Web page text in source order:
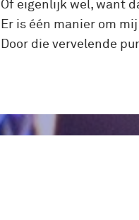
Of eigenlijk wel, want
Er is één manier om
Door die vervelende